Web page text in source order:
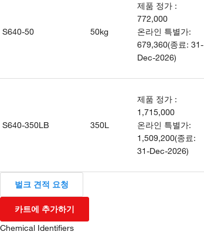
S640-50 50kg
제품 정가 :
772,000
온라인 특별가:
679,360(종료: 31-
Dec-2026)
S640-350LB 350L
제품 정가 :
1,715,000
온라인 특별가:
1,509,200(종료:
31-Dec-2026)
벌크 견적 요청
카트에 추가하기
Chemical Identifiers